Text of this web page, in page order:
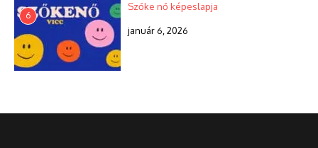
6
Szőke nő képeslapja
január 6, 2026